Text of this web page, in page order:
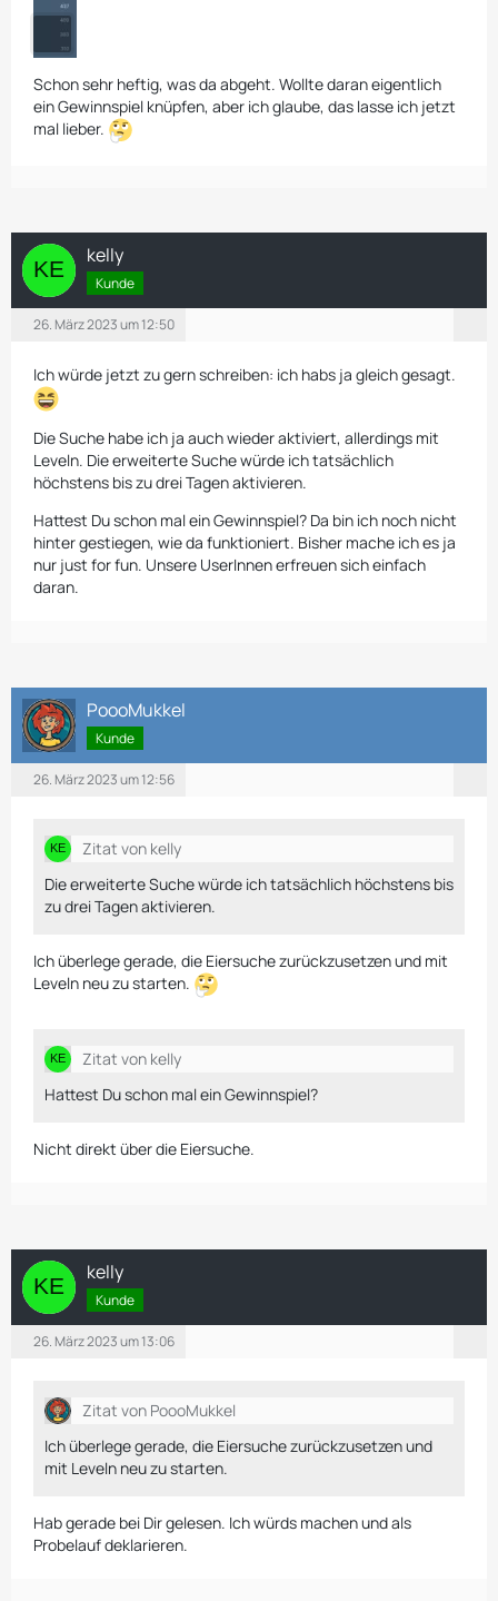
Schon sehr heftig, was da abgeht. Wollte daran eigentlich
ein Gewinnspiel knüpfen, aber ich glaube, das lasse ich jetzt
mal lieber.
kelly
Kunde
26. März 2023 um 12:50
Ich würde jetzt zu gern schreiben: ich habs ja gleich gesagt.
Die Suche habe ich ja auch wieder aktiviert, allerdings mit
Leveln. Die erweiterte Suche würde ich tatsächlich
höchstens bis zu drei Tagen aktivieren.
Hattest Du schon mal ein Gewinnspiel? Da bin ich noch nicht
hinter gestiegen, wie da funktioniert. Bisher mache ich es ja
nur just for fun. Unsere UserInnen erfreuen sich einfach
daran.
PoooMukkel
Kunde
26. März 2023 um 12:56
Zitat von kelly
Die erweiterte Suche würde ich tatsächlich höchstens bis
zu drei Tagen aktivieren.
Ich überlege gerade, die Eiersuche zurückzusetzen und mit
Leveln neu zu starten.
Zitat von kelly
Hattest Du schon mal ein Gewinnspiel?
Nicht direkt über die Eiersuche.
kelly
Kunde
26. März 2023 um 13:06
Zitat von PoooMukkel
Ich überlege gerade, die Eiersuche zurückzusetzen und
mit Leveln neu zu starten.
Hab gerade bei Dir gelesen. Ich würds machen und als
Probelauf deklarieren.